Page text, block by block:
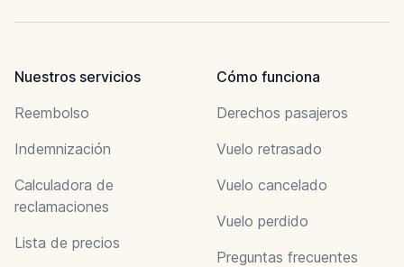
Nuestros servicios
Reembolso
Indemnización
Calculadora de
reclamaciones
Lista de precios
Cómo funciona
Derechos pasajeros
Vuelo retrasado
Vuelo cancelado
Vuelo perdido
Preguntas frecuentes